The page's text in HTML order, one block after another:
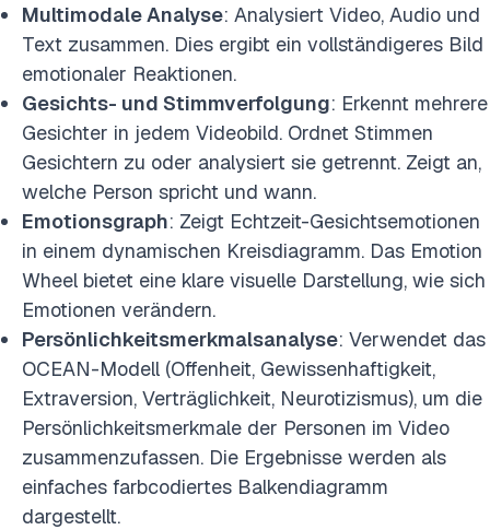
Multimodale Analyse: Analysiert Video, Audio und
Text zusammen. Dies ergibt ein vollständigeres Bild
emotionaler Reaktionen.
Gesichts- und Stimmverfolgung: Erkennt mehrere
Gesichter in jedem Videobild. Ordnet Stimmen
Gesichtern zu oder analysiert sie getrennt. Zeigt an,
welche Person spricht und wann.
Emotionsgraph: Zeigt Echtzeit-Gesichtsemotionen
in einem dynamischen Kreisdiagramm. Das Emotion
Wheel bietet eine klare visuelle Darstellung, wie sich
Emotionen verändern.
Persönlichkeitsmerkmalsanalyse: Verwendet das
OCEAN-Modell (Offenheit, Gewissenhaftigkeit,
Extraversion, Verträglichkeit, Neurotizismus), um die
Persönlichkeitsmerkmale der Personen im Video
zusammenzufassen. Die Ergebnisse werden als
einfaches farbcodiertes Balkendiagramm
dargestellt.